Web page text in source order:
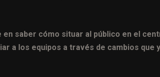
saber cómo situar al público en el
a los equipos a través de cambios que